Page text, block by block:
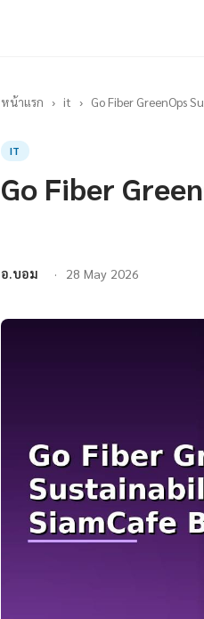
หน้าแรก › it › Go Fiber GreenOps
IT
Go Fiber
อ.บอม 28 May 2026